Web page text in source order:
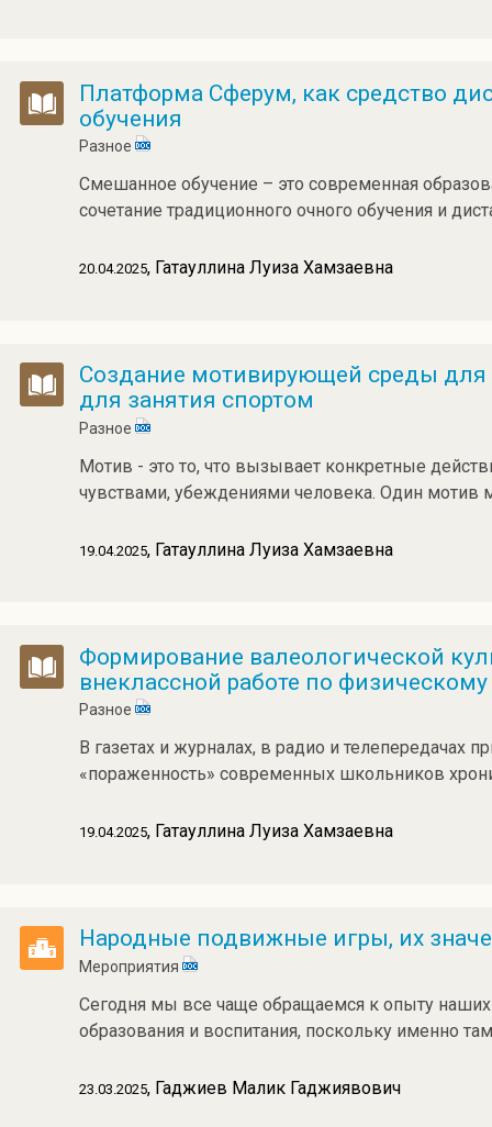
Платформа Сферум, как средство
обучения
Разное
Смешанное обучение – это современная
сочетание традиционного очного обучения и
20.04.2025, Гатауллина Луиза Хамзаевна
Создание мотивирующей среды для
для занятия спортом
Разное
Мотив - это то, что вызывает конкретные
чувствами, убеждениями человека. Oдин
19.04.2025, Гатауллина Луиза Хамзаевна
Формирование валеологической
внеклассной работе по
Разное
В газетах и журналах, в радио и телепередачах
«пораженность» современных школьников
19.04.2025, Гатауллина Луиза Хамзаевна
Народные подвижные игры, их
Мероприятия
Сегодня мы все чаще обращаемся к опыту
образования и воспитания, поскольку именно
23.03.2025, Гаджиев Малик Гаджиявович